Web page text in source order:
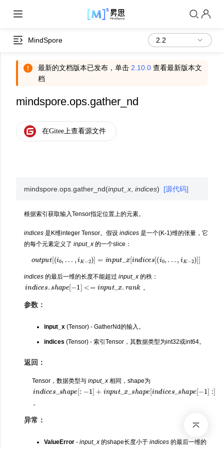
MindSpore
最新的文档版本已发布，单击 2.10.0 查看最新版本文
档
mindspore.ops.gather_nd
mindspore.ops.gather_nd(input_x ,indices) [源代码]
根据索引获取输入Tensor指定位置上的元素。
indices 是K维integer Tensor。假设 indices 是一个(K-1)维的张量，它
的每个元素定义了 input_x 的一个slice：
outpu ., 2 nput_ [indices[(i0, 2
indices 的最后一维的长度不能超过 input_x 的秩：
in ic h [− 1]<= u .r 。
参数：
input_x (Tensor) - GatherNd的输入。
indices (Tensor) - 索引Tensor，其数据类型为int32或int64。
返回：
Tensor，数据类型与 input_x 相同，shape为
indices_shape[−1]+input_x_shape[ndices_shape[−1]]
。
异常：
ValueError - input_x 的shape长度小于 indices 的最后一维的